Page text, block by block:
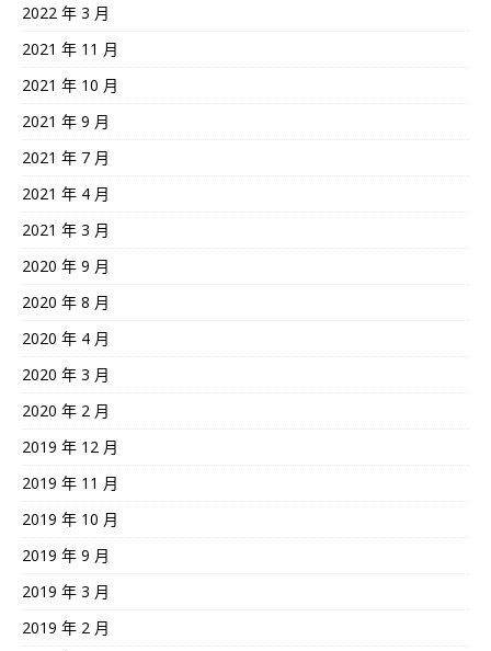
2022 年 3 月
2021 年 11 月
2021 年 10 月
2021 年 9 月
2021 年 7 月
2021 年 4 月
2021 年 3 月
2020 年 9 月
2020 年 8 月
2020 年 4 月
2020 年 3 月
2020 年 2 月
2019 年 12 月
2019 年 11 月
2019 年 10 月
2019 年 9 月
2019 年 3 月
2019 年 2 月